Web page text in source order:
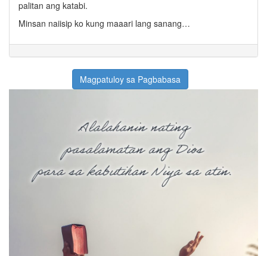
palitan ang katabi.
Minsan naiisip ko kung maaari lang sanang…
Magpatuloy sa Pagbabasa